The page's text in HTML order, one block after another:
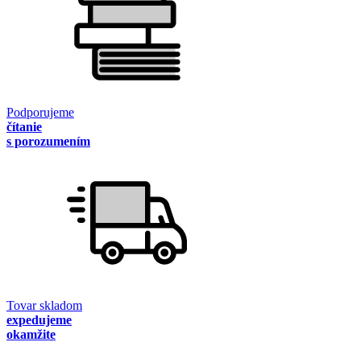
Podporujeme
čítanie
s porozumením
Tovar skladom
expedujeme
okamžite